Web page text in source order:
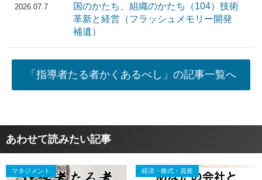
2026.07.7
国のかたち、組織のかたち（104）技術
革新と経営（フラッシュメモリー開発
補遺）
「指導者たる者かくあるべし」の記事一覧へ
あわせて読みたい記事
マネジメント 経済・株式・資産